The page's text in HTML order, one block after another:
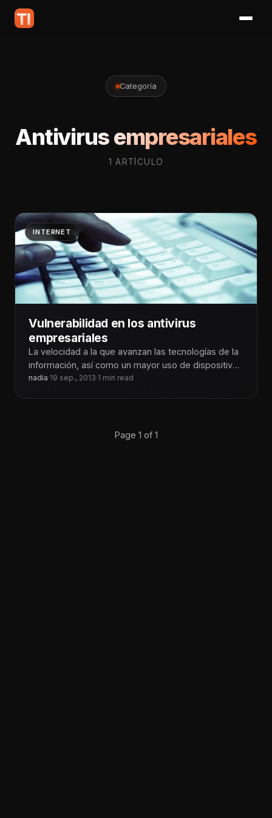
Categoría
Antivirus empresariales
1 ARTÍCULO
INTERNET
Vulnerabilidad en los antivirus
empresariales
La velocidad a la que avanzan las tecnologías de la
información, así como un mayor uso de dispositivos
móviles de
nadia·19 sep., 2013·1 min read
Page 1 of 1